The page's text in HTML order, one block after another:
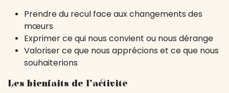
Prendre du recul face aux changements des
mœurs
Exprimer ce qui nous convient ou nous dérange
Valoriser ce que nous apprécions et ce que nous
souhaiterions
Les bienfaits de l’activité